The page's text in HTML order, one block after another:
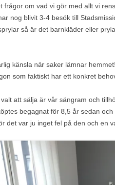
frågor om vad vi gör med allt vi
nog blivit 3-4 besök till
så är det barnkläder eller
känsla när saker lämnar
som faktiskt har ett konkret
att sälja är vår sängram och
begagnat för 8,5 år sedan
det var ju inget fel på den och en